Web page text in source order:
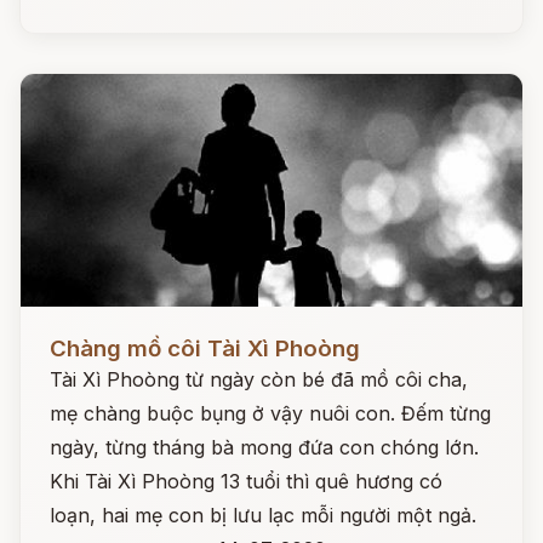
Chàng mồ côi Tài Xì Phoòng
Tài Xì Phoòng từ ngày còn bé đã mồ côi cha,
mẹ chàng buộc bụng ở vậy nuôi con. Đếm từng
ngày, từng tháng bà mong đứa con chóng lớn.
Khi Tài Xì Phoòng 13 tuổi thì quê hương có
loạn, hai mẹ con bị lưu lạc mỗi người một ngả.